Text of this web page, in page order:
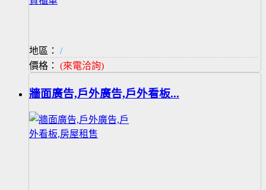
地區：
/
價格： (來電洽詢)
牆面廣告,戶外廣告,戶外看板...